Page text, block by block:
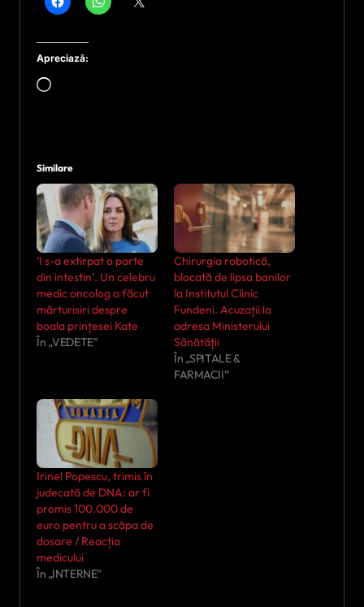
Apreciază:
Încarc...
Similare
‘I s-a extirpat o parte
din intestin’. Un celebru
medic oncolog a făcut
mărturisiri despre
boala prințesei Kate
În „VEDETE”
Chirurgia robotică,
blocată de lipsa banilor
la Institutul Clinic
Fundeni. Acuzații la
adresa Ministerului
Sănătății
În „SPITALE &
FARMACII”
Irinel Popescu, trimis în
judecată de DNA: ar fi
promis 100.000 de
euro pentru a scăpa de
dosare / Reacția
medicului
În „INTERNE”